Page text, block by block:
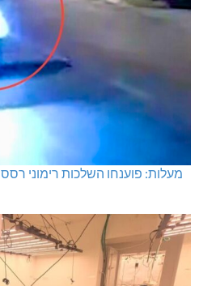
תרשיחא: פצוע מירי